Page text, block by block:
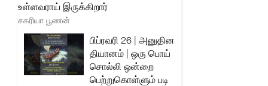
உள்ளவராய் இருக்கிறார்
சகரியா பூணன்
பிப்ரவரி 26 | அனுதின
தியானம் | ஒரு பொய்
சொல்லி ஒன்றை
பெற்றுகொள்ளும் படி